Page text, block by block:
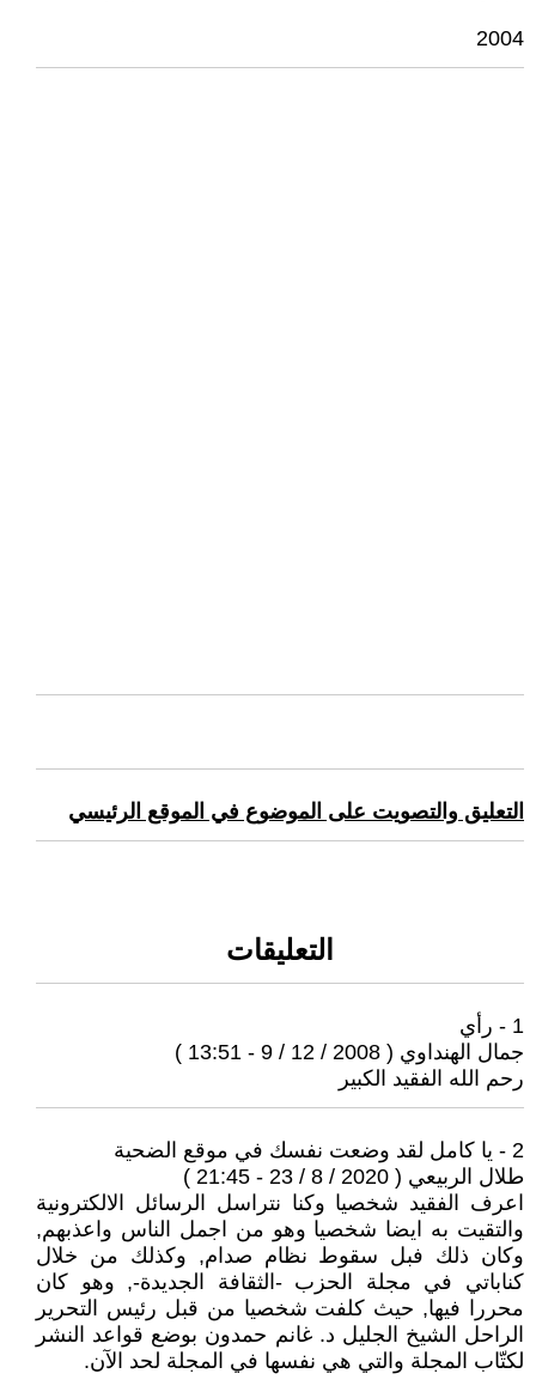
2004
التعليق والتصويت على الموضوع في الموقع الرئيسي
التعليقات
1 - رأي
جمال الهنداوي ( 2008 / 12 / 9 - 13:51 )
رحم الله الفقيد الكبير
2 - يا كامل لقد وضعت نفسك في موقع الضحية
طلال الربيعي ( 2020 / 8 / 23 - 21:45 )
اعرف الفقيد شخصيا وكنا نتراسل الرسائل الالكترونية
والتقيت به ايضا شخصيا وهو من اجمل الناس واعذبهم,
وكان ذلك فبل سقوط نظام صدام, وكذلك من خلال
كناباتي في مجلة الحزب -الثقافة الجديدة-, وهو كان
محررا فيها, حيث كلفت شخصيا من قبل رئيس التحرير
الراحل الشيخ الجليل د. غانم حمدون بوضع قواعد النشر
لكتّاب المجلة والتي هي نفسها في المجلة لحد الآن.